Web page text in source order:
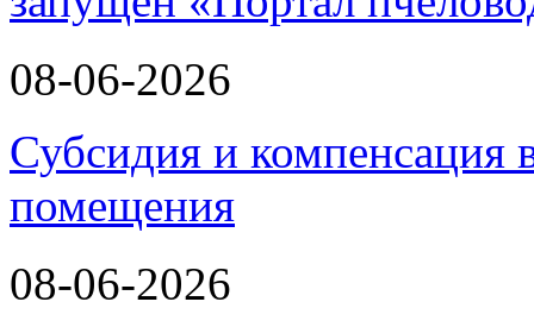
08-06-2026
Субсидия и компенсация
помещения
08-06-2026